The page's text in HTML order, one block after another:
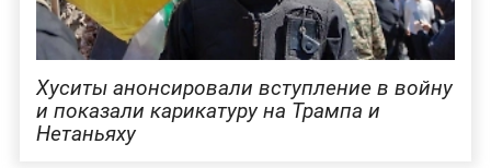
Хуситы анонсировали вступление в войну
и показали карикатуру на Трампа и
Нетаньяху